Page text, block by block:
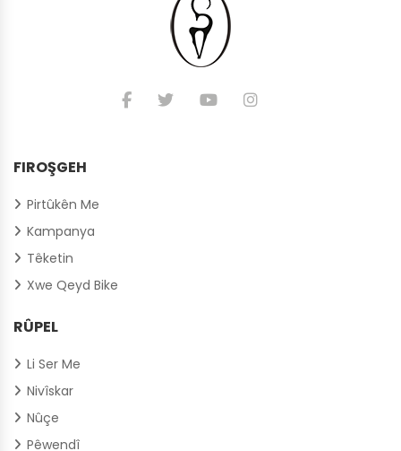
FIROŞGEH
Pirtûkên Me
Kampanya
Têketin
Xwe Qeyd Bike
RÛPEL
Li Ser Me
Nivîskar
Nûçe
Pêwendî